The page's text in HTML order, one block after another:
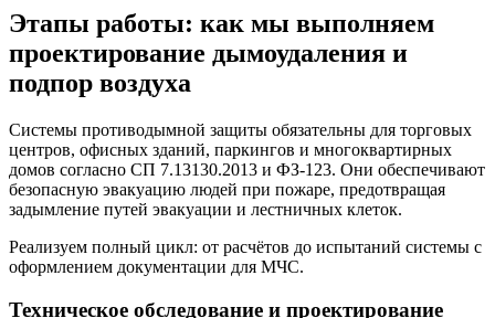
Этапы работы: как мы выполняем
проектирование дымоудаления и
подпор воздуха
Системы противодымной защиты обязательны для торговых
центров, офисных зданий, паркингов и многоквартирных
домов согласно СП 7.13130.2013 и ФЗ-123. Они обеспечивают
безопасную эвакуацию людей при пожаре, предотвращая
задымление путей эвакуации и лестничных клеток.
Реализуем полный цикл: от расчётов до испытаний системы с
оформлением документации для МЧС.
Техническое обследование и проектирование